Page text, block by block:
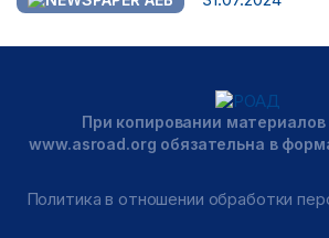
При копировании
www.asroad.org обязательна в
Политика в отношении обработки